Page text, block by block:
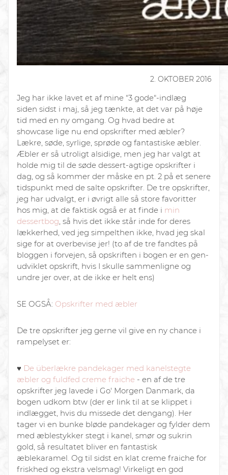
2. OKTOBER 2016
Jeg har ikke lavet et af mine "3 gode"-indlæg
siden sidst i maj, så jeg tænkte, at det var på høje
tid med en ny omgang. Og hvad bedre at
showcase lige nu end opskrifter med æbler?
Lækre, søde, syrlige, sprøde og fantastiske æbler.
Æbler er så utroligt alsidige, men jeg har valgt at
holde mig til de søde dessert-agtige opskrifter i
dag, og så kommer der måske en pt. 2 på et senere
tidspunkt med de salte opskrifter. De tre opskrifter,
jeg har udvalgt, er i øvrigt alle så store favoritter
hos mig, at de faktisk også er at finde i min
dessertbog, så hvis det ikke står inde for deres
lækkerhed, ved jeg simpelthen ikke, hvad jeg skal
sige for at overbevise jer! (to af de tre fandtes på
bloggen i forvejen, så opskriften i bogen er en gen-
udviklet opskrift, hvis I skulle sammenligne og
undre jer over, at de ikke er helt ens)
SE OGSÅ: Opskrifter med æbler
De tre opskrifter jeg gerne vil give en ny chance i
rampelyset er:
♥︎ De überlækre pandekager med kanelstegte
æbler og fuldfed creme fraiche - en af de tre
opskrifter jeg lavede i Go' Morgen Danmark, da
bogen udkom btw (der er link til at se klippet i
indlægget, hvis du missede det dengang). Her
tager vi en bunke bløde pandekager og fylder dem
med æblestykker stegt i kanel, smør og sukrin
gold, så resultatet bliver en fantastisk
æblekaramel. Og til sidst en klat creme fraiche for
friskhed og ekstra velsmag! Virkeligt en god